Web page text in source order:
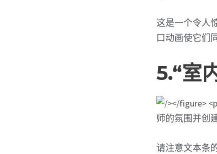
这是一个令人
口动画使它们
5.“室
师的氛围并创
请注意文本条